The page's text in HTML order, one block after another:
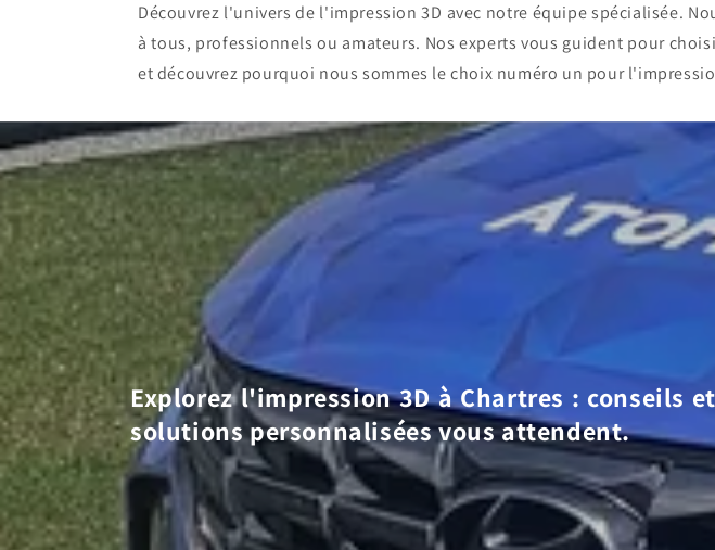
Découvrez l'univers de l'impression 3D avec notre équipe spécialisée.
à tous, professionnels ou amateurs. Nos experts vous guident pour
et découvrez pourquoi nous sommes le choix numéro un pour
Explorez l'impression 3D à Chartres : conseils et
solutions personnalisées vous attendent.